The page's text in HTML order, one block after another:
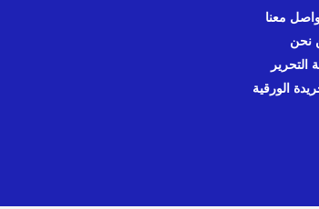
معنا
نحن
التحرير
الورقية